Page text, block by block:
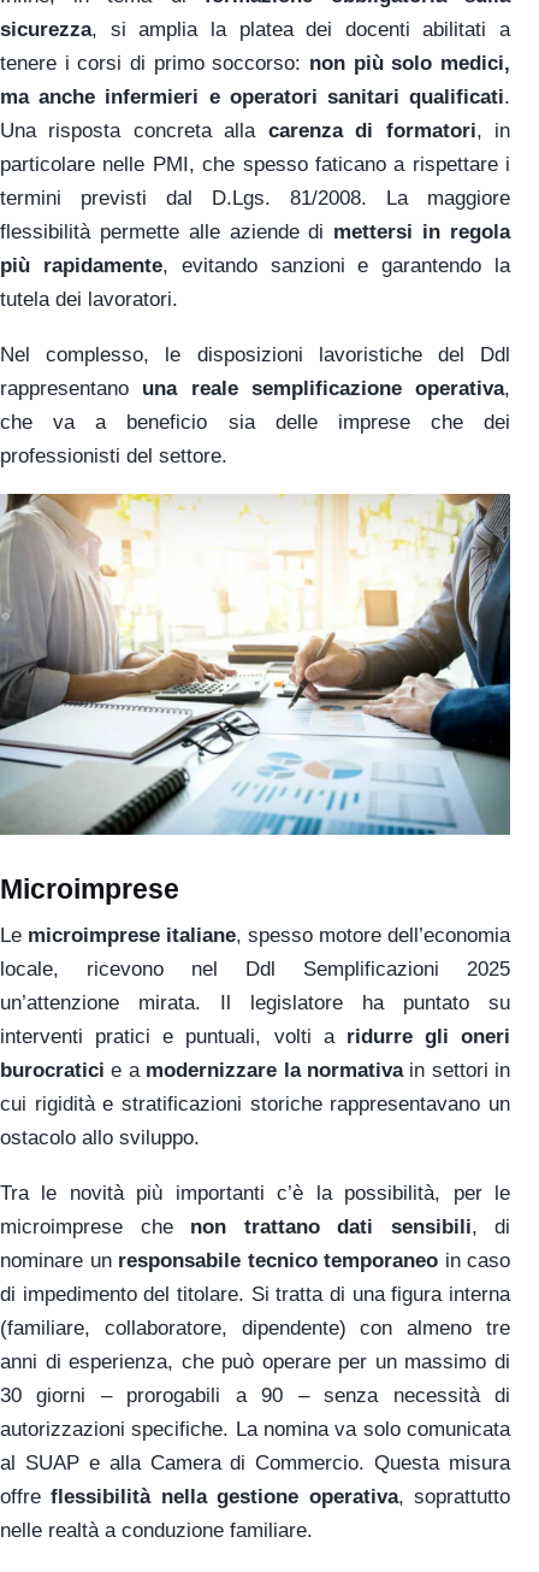
sicurezza, si amplia la platea dei docenti abilitati a
tenere i corsi di primo soccorso: non più solo medici,
ma anche infermieri e operatori sanitari qualificati.
Una risposta concreta alla carenza di formatori, in
particolare nelle PMI, che spesso faticano a rispettare i
termini previsti dal D.Lgs. 81/2008. La maggiore
flessibilità permette alle aziende di mettersi in regola
più rapidamente, evitando sanzioni e garantendo la
tutela dei lavoratori.
Nel complesso, le disposizioni lavoristiche del Ddl
rappresentano una reale semplificazione operativa,
che va a beneficio sia delle imprese che dei
professionisti del settore.
Microimprese
Le microimprese italiane, spesso motore dell’economia
locale, ricevono nel Ddl Semplificazioni 2025
un’attenzione mirata. Il legislatore ha puntato su
interventi pratici e puntuali, volti a ridurre gli oneri
burocratici e a modernizzare la normativain settori in
cui rigidità e stratificazioni storiche rappresentavano un
ostacolo allo sviluppo.
Tra le novità più importanti c’è la possibilità, per le
microimprese che non trattano dati sensibili, di
nominare un responsabile tecnico temporaneo in caso
di impedimento del titolare. Si tratta di una figura interna
(familiare, collaboratore, dipendente) con almeno tre
anni di esperienza, che può operare per un massimo di
30 giorni – prorogabili a 90 – senza necessità di
autorizzazioni specifiche. La nomina va solo comunicata
al SUAP e alla Camera di Commercio. Questa misura
offreflessibilità nella gestione operativa, soprattutto
nelle realtà a conduzione familiare.